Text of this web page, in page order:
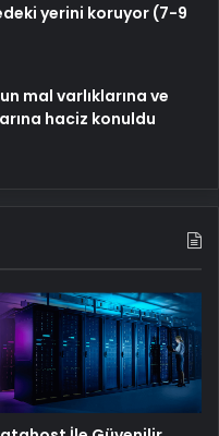
yerini koruyor (7-9
mal varlıklarına ve
haciz konuldu